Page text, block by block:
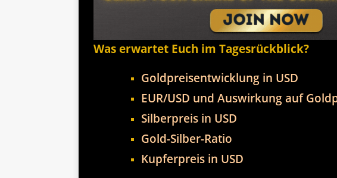
Was erwartet Euch im Tagesrückblick?
Goldpreisentwicklung in USD
EUR/USD und Auswirkung auf
Silberpreis in USD
Gold-Silber-Ratio
Kupferpreis in USD